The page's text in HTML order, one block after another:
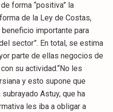
forma “positiva” la
de la Ley de Costas,
beneficio importante para
sector”. En total, se estima
parte de ellas negocios de
su actividad.“No les
y esto supone que
subrayado Astuy, que ha
les iba a obligar a